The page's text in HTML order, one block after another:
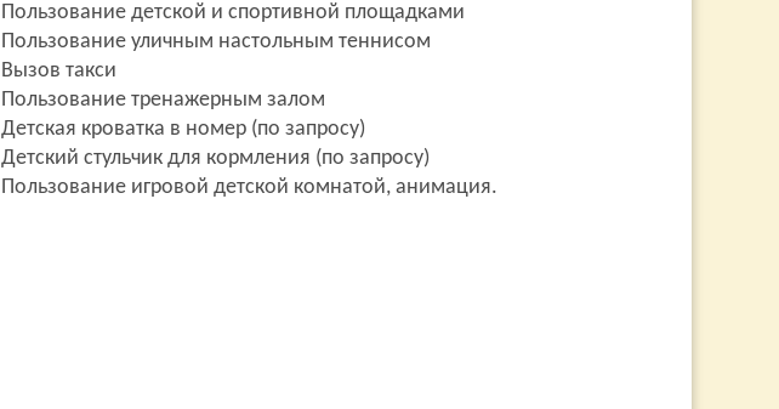
Пользование детской и спортивной площадками
Пользование уличным настольным теннисом
Вызов такси
Пользование тренажерным залом
Детская кроватка в номер (по запросу)
Детский стульчик для кормления (по запросу)
Пользование игровой детской комнатой, анимация.